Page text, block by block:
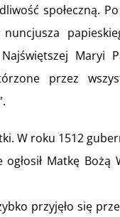
społeczną.
Maryi
przez
W roku 1512
Matkę Bożą
przyjęło się